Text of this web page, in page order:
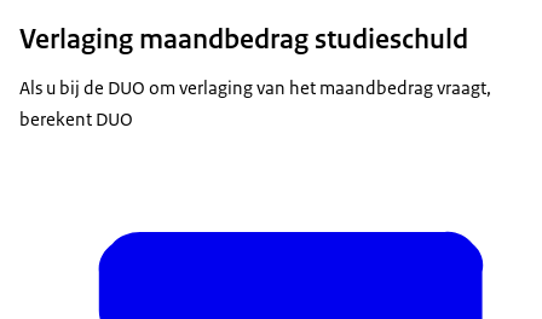
Verlaging maandbedrag studieschuld
Als u bij de DUO om verlaging van het maandbedrag vraagt,
berekent DUO